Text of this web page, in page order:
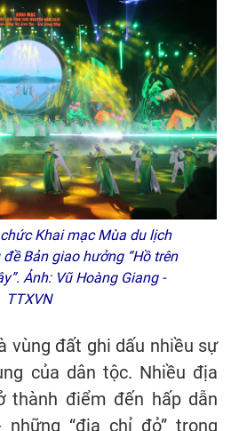
Khai mạc Mùa du lịch
Bản giao hưởng “Hồ trên
Ảnh: Vũ Hoàng Giang -
TTXVN
vùng đất ghi dấu nhiều sự
của dân tộc. Nhiều địa
thành điểm đến hấp dẫn
“địa chỉ đỏ” trong